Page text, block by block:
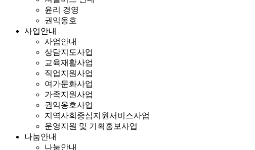
윤리 경영
권익옹호
사업안내
사업안내
상담지도사업
교육재활사업
직업지원사업
여가문화사업
가족지원사업
권익옹호사업
지역사회중심지원서비스사업
운영지원 및 기획홍보사업
나눔안내
나눔안내